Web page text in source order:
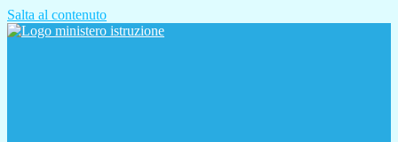
Salta al contenuto